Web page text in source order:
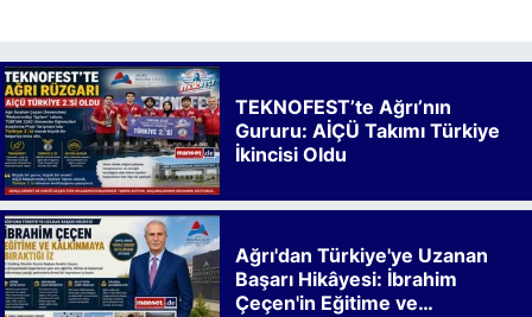
TEKNOFEST’te Ağrı’nın
Gururu: AİÇÜ Takımı Türkiye
İkincisi Oldu
Ağrı'dan Türkiye'ye Uzanan
Başarı Hikâyesi: İbrahim
Çeçen'in Eğitime ve